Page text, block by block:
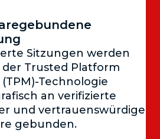
Sitzungen werden
Trusted Platform
Technologie
an verifizierte
und vertrauenswürdige
gebunden.